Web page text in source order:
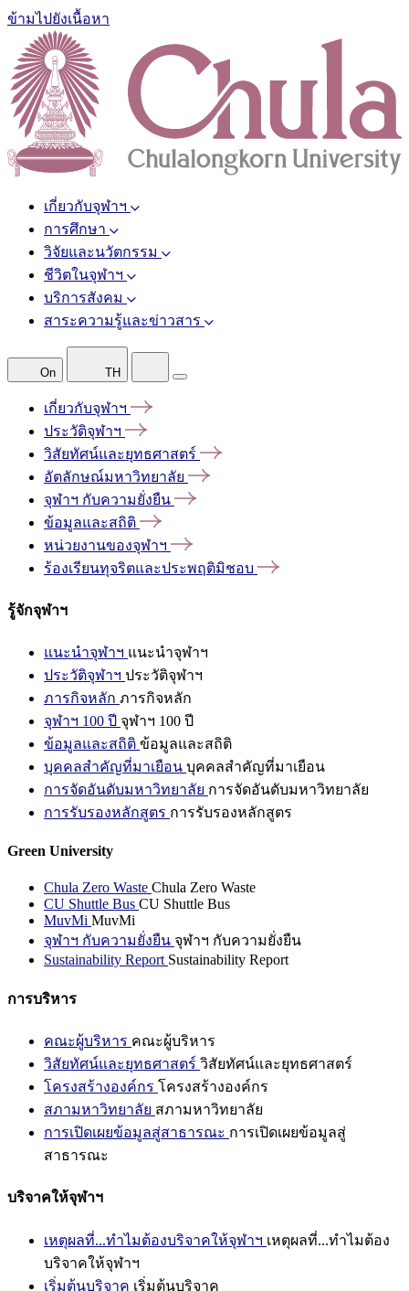
ข้ามไปยังเนื้อหา
เกี่ยวกับจุฬาฯ
การศึกษา
วิจัยและนวัตกรรม
ชีวิตในจุฬาฯ
บริการสังคม
สาระความรู้และข่าวสาร
On TH
เกี่ยวกับจุฬาฯ
ประวัติจุฬาฯ
วิสัยทัศน์และยุทธศาสตร์
อัตลักษณ์มหาวิทยาลัย
จุฬาฯ กับความยั่งยืน
ข้อมูลและสถิติ
หน่วยงานของจุฬาฯ
ร้องเรียนทุจริตและประพฤติมิชอบ
รู้จักจุฬาฯ
แนะนำจุฬาฯ แนะนำจุฬาฯ
ประวัติจุฬาฯ ประวัติจุฬาฯ
ภารกิจหลัก ภารกิจหลัก
จุฬาฯ 100 ปี จุฬาฯ 100 ปี
ข้อมูลและสถิติ ข้อมูลและสถิติ
บุคคลสำคัญที่มาเยือน บุคคลสำคัญที่มาเยือน
การจัดอันดับมหาวิทยาลัย การจัดอันดับมหาวิทยาลัย
การรับรองหลักสูตร การรับรองหลักสูตร
Green University
Chula Zero Waste Chula Zero Waste
CU Shuttle Bus CU Shuttle Bus
MuvMi MuvMi
จุฬาฯ กับความยั่งยืน จุฬาฯ กับความยั่งยืน
Sustainability Report Sustainability Report
การบริหาร
คณะผู้บริหาร คณะผู้บริหาร
วิสัยทัศน์และยุทธศาสตร์ วิสัยทัศน์และยุทธศาสตร์
โครงสร้างองค์กร โครงสร้างองค์กร
สภามหาวิทยาลัย สภามหาวิทยาลัย
การเปิดเผยข้อมูลสู่สาธารณะ การเปิดเผยข้อมูลสู่
สาธารณะ
บริจาคให้จุฬาฯ
เหตุผลที่...ทำไมต้องบริจาคให้จุฬาฯ เหตุผลที่...ทำไมต้อง
บริจาคให้จุฬาฯ
เริ่มต้นบริจาค เริ่มต้นบริจาค